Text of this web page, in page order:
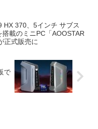
HX 370、5インチ サブス
搭載のミニPC「AOOSTAR
正式販売に
で